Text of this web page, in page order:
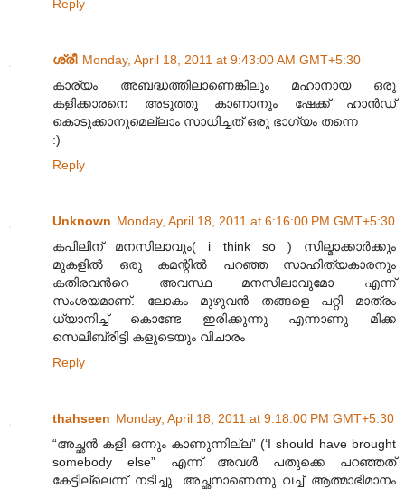
Reply
ശ്രീ Monday, April 18, 2011 at 9:43:00 AM GMT+5:30
കാര്യം അബദ്ധത്തിലാണെങ്കിലും മഹാനായ ഒരു
കളിക്കാരനെ അടുത്തു കാണാനും ഷേക്ക് ഹാന്‍ഡ്
കൊടുക്കാനുമെല്ലാം സാധിച്ചത് ഒരു ഭാഗ്യം തന്നെ
:)
Reply
Unknown Monday, April 18, 2011 at 6:16:00 PM GMT+5:30
കപിലിന് മനസിലാവും( i think so ) സില്മാക്കാര്‍ക്കും
മുകളില്‍ ഒരു കമന്റില്‍ പറഞ്ഞ സാഹിത്യകാരനും
കതിരവന്‍റെ അവസ്ഥ മനസിലാവുമോ എന്ന്
സംശയമാണ്. ലോകം മുഴുവന്‍ തങ്ങളെ പറ്റി മാത്രം
ധ്യാനിച്ച്‌ കൊണ്ടേ ഇരിക്കുന്നു എന്നാണു മിക്ക
സെലിബ്രിട്ടി കളുടെയും വിചാരം
Reply
thahseen Monday, April 18, 2011 at 9:18:00 PM GMT+5:30
“അച്ഛൻ കളി ഒന്നും കാണുന്നില്ല” (‘I should have brought
somebody else” എന്ന് അവൾ പതുക്കെ പറഞ്ഞത്
കേട്ടില്ലെന്ന് നടിച്ചു. അച്ഛനാണെന്നു വച്ച് ആത്മാഭിമാനം